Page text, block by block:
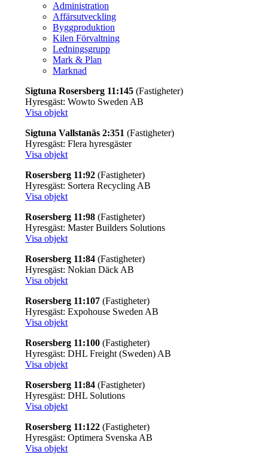
Administration
Affärsutveckling
Byggproduktion
Kilen Förvaltning
Ledningsgrupp
Mark & Plan
Marknad
Sigtuna Rosersberg 11:145 (Fastigheter)
Hyresgäst: Wowto Sweden AB
Visa objekt
Sigtuna Vallstanäs 2:351 (Fastigheter)
Hyresgäst: Flera hyresgäster
Visa objekt
Rosersberg 11:92 (Fastigheter)
Hyresgäst: Sortera Recycling AB
Visa objekt
Rosersberg 11:98 (Fastigheter)
Hyresgäst: Master Builders Solutions
Visa objekt
Rosersberg 11:84 (Fastigheter)
Hyresgäst: Nokian Däck AB
Visa objekt
Rosersberg 11:107 (Fastigheter)
Hyresgäst: Expohouse Sweden AB
Visa objekt
Rosersberg 11:100 (Fastigheter)
Hyresgäst: DHL Freight (Sweden) AB
Visa objekt
Rosersberg 11:84 (Fastigheter)
Hyresgäst: DHL Solutions
Visa objekt
Rosersberg 11:122 (Fastigheter)
Hyresgäst: Optimera Svenska AB
Visa objekt